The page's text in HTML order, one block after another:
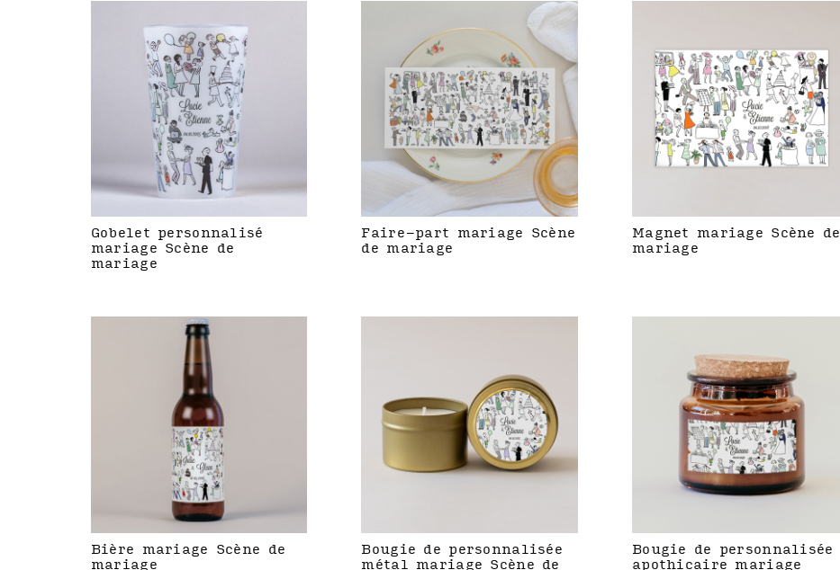
Gobelet personnalisé
mariage Scène de
mariage
Faire-part mariage Scène
de mariage
Magnet mariage Scène de
mariage
Bière mariage Scène de
mariage
Bougie de personnalisée
métal mariage Scène de
Bougie de personnalisée
apothicaire mariage